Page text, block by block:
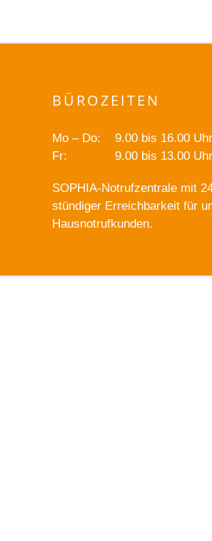
BÜROZEITEN
Mo – Do:
9.00 bis 16.00 Uhr
Fr:
9.00 bis 13.00 Uhr
SOPHIA-Notrufzentrale mit
stündiger Erreichbarkeit für
Hausnotrufkunden.